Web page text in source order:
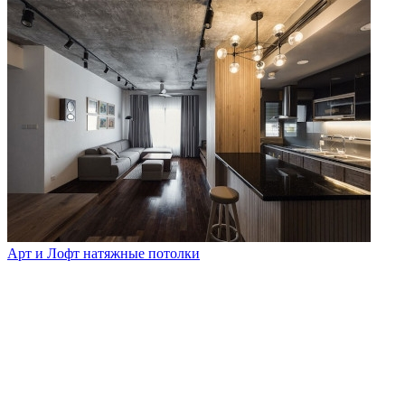
Арт и Лофт натяжные потолки